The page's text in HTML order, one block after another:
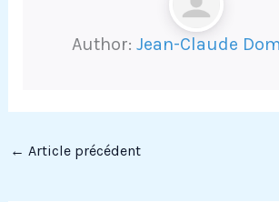
Author: Jean-Claude
← Article précédent